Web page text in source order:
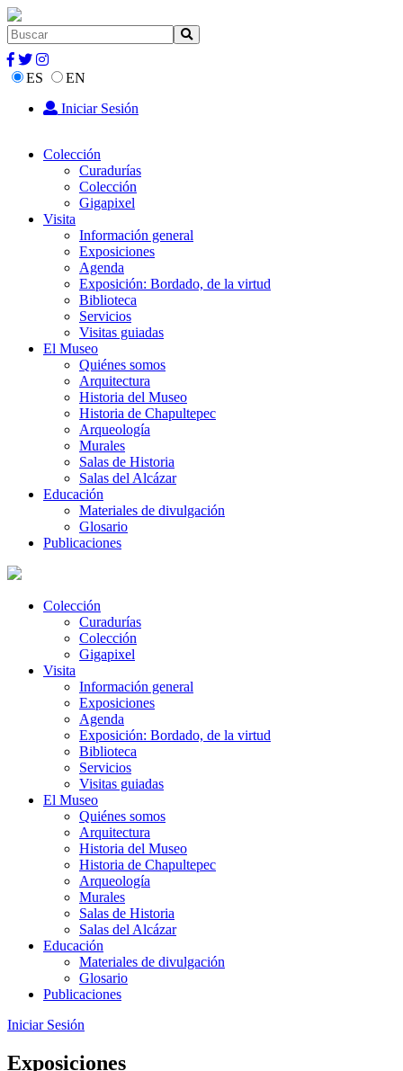
ES
EN
Iniciar Sesión
Colección
Curadurías
Colección
Gigapixel
Visita
Información general
Exposiciones
Agenda
Exposición: Bordado, de la virtud
Biblioteca
Servicios
Visitas guiadas
El Museo
Quiénes somos
Arquitectura
Historia del Museo
Historia de Chapultepec
Arqueología
Murales
Salas de Historia
Salas del Alcázar
Educación
Materiales de divulgación
Glosario
Publicaciones
Colección
Curadurías
Colección
Gigapixel
Visita
Información general
Exposiciones
Agenda
Exposición: Bordado, de la virtud
Biblioteca
Servicios
Visitas guiadas
El Museo
Quiénes somos
Arquitectura
Historia del Museo
Historia de Chapultepec
Arqueología
Murales
Salas de Historia
Salas del Alcázar
Educación
Materiales de divulgación
Glosario
Publicaciones
Iniciar Sesión
Exposiciones